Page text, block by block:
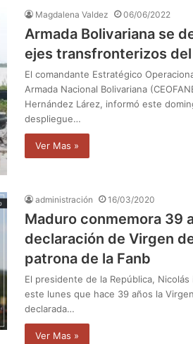
Magdalena Valdez 06/06/2022
Armada Bolivariana se
ejes transfronterizos
El comandante Estratégico
Armada Nacional Bolivariana
Hernández Lárez, informó este
despliegue…
Ver Mas »
administración 16/03/2020
Maduro conmemora 39
declaración de Virgen
patrona de la Fanb
El presidente de la República,
este lunes que hace 39 años la
declarada…
Ver Mas »